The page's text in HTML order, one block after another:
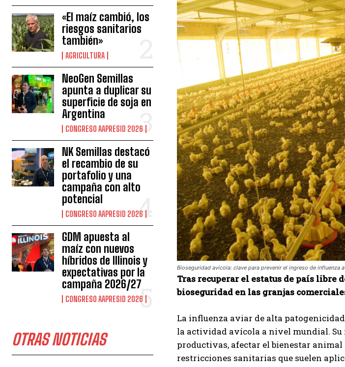
«El maíz cambió, los
riesgos sanitarios
también»
AGRICULTURA
NeoGen Semillas
apunta a duplicar su
superficie de soja en
Argentina
CONGRESO AAPRESID 2026
NK Semillas destacó
el recambio de su
portafolio y una
campaña con alto
potencial
CONGRESO AAPRESID 2026
GDM apuesta al
maíz con nuevos
híbridos de Illinois y
expectativas por la
campaña 2026/27
CONGRESO AAPRESID 2026
OTRAS NOTICIAS
Bioseguridad avícola: clave para prevenir el ingreso de influenza
Tras recuperar el estatus de país libre
bioseguridad en las granjas
La influenza aviar de alta
la actividad avícola a nivel mundial.
productivas, afectar el bienestar
restricciones sanitarias que suelen